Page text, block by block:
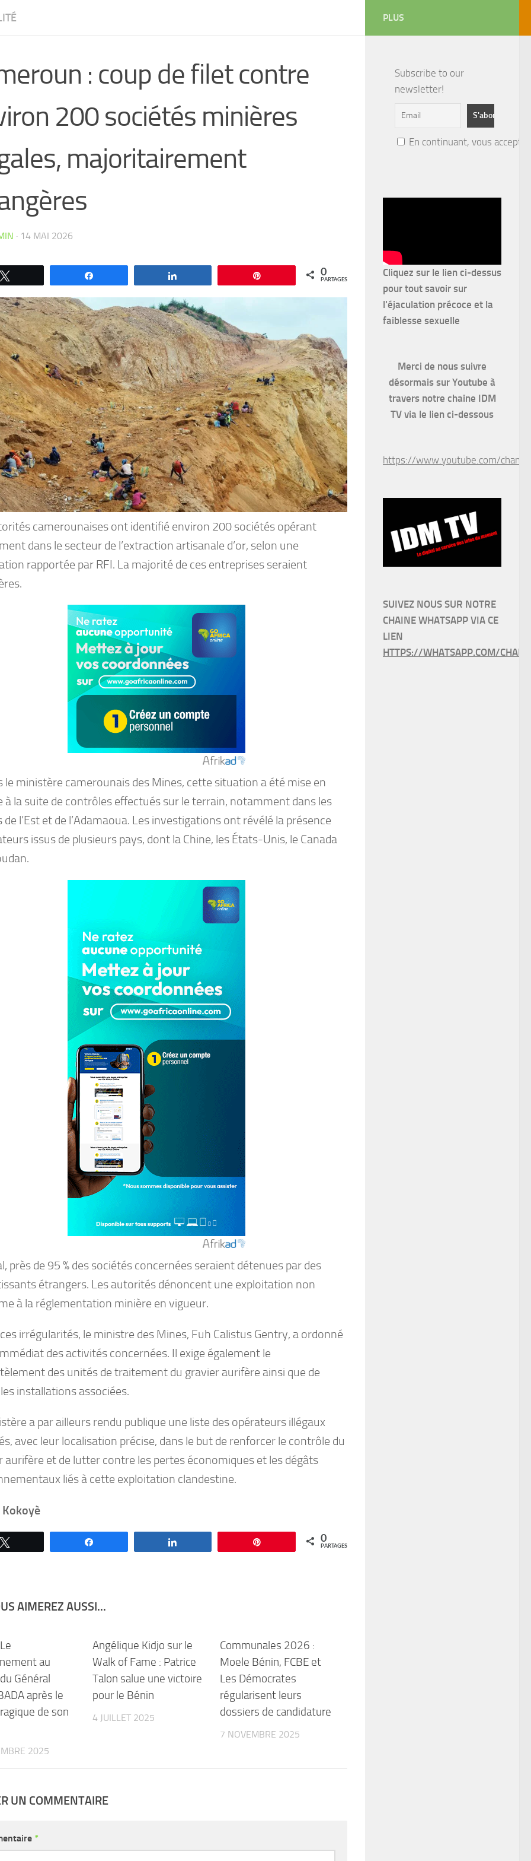
: coup de filet contre
200 sociétés minières
majoritairement
· 14 MAI 2026
0
PARTAGES
camerounaises ont identifié environ 200 sociétés opérant
dans le secteur de l’extraction artisanale d’or, selon une
rapportée par RFI. La majorité de ces entreprises seraient
le ministère camerounais des Mines, cette situation a été mise en
à la suite de contrôles effectués sur le terrain, notamment dans les
de l’Est et de l’Adamaoua. Les investigations ont révélé la présence
issus de plusieurs pays, dont la Chine, les États-Unis, le Canada
près de 95 % des sociétés concernées seraient détenues par des
étrangers. Les autorités dénoncent une exploitation non
à la réglementation minière en vigueur.
irrégularités, le ministre des Mines, Fuh Calistus Gentry, a ordonné
des activités concernées. Il exige également le
des unités de traitement du gravier aurifère ainsi que de
installations associées.
a par ailleurs rendu publique une liste des opérateurs illégaux
avec leur localisation précise, dans le but de renforcer le contrôle du
aurifère et de lutter contre les pertes économiques et les dégâts
liés à cette exploitation clandestine.
Kokoyè
0
PARTAGES
AIMEREZ AUSSI...
au
Général
après le
de son
2025
Angélique Kidjo sur le
Walk of Fame : Patrice
Talon salue une victoire
pour le Bénin
4 JUILLET 2025
Communales 2026 :
Moele Bénin, FCBE et
Les Démocrates
régularisent leurs
dossiers de candidature
7 NOVEMBRE 2025
UN COMMENTAIRE
*
PLUS
Subscribe to our
newsletter!
En continuant, vous
Cliquez sur le lien ci-dessus
pour tout savoir sur
l'éjaculation précoce et la
faiblesse sexuelle
Merci de nous suivre
désormais sur Youtube à
travers notre chaine IDM
TV via le lien ci-dessous
https://www.youtube.com/
SUIVEZ NOUS SUR NOTRE
CHAINE WHATSAPP VIA CE
LIEN
HTTPS://WHATSAPP.COM/